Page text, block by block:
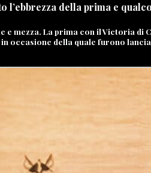
l’ebbrezza della prima e
e mezza. La prima con il Victoria
occasione della quale furono